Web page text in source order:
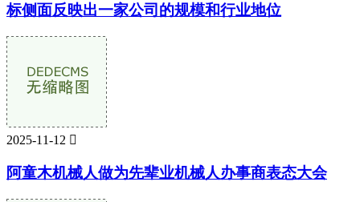
标侧面反映出一家公司的规模和行业地位
2025-11-12 
阿童木机械人做为先辈业机械人办事商表态大会